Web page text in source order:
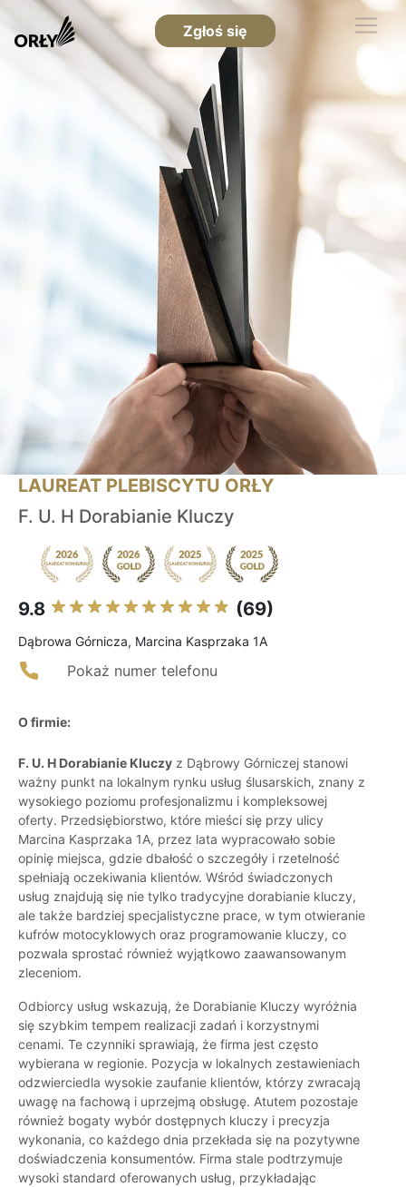
Zgłoś się
LAUREAT PLEBISCYTU ORŁY
F. U. H Dorabianie Kluczy
9.8 (69)
Dąbrowa Górnicza, Marcina Kasprzaka 1A
Pokaż numer telefonu
O firmie:
F. U. H Dorabianie Kluczy z Dąbrowy Górniczej stanowi
ważny punkt na lokalnym rynku usług ślusarskich, znany z
wysokiego poziomu profesjonalizmu i kompleksowej
oferty. Przedsiębiorstwo, które mieści się przy ulicy
Marcina Kasprzaka 1A, przez lata wypracowało sobie
opinię miejsca, gdzie dbałość o szczegóły i rzetelność
spełniają oczekiwania klientów. Wśród świadczonych
usług znajdują się nie tylko tradycyjne dorabianie kluczy,
ale także bardziej specjalistyczne prace, w tym otwieranie
kufrów motocyklowych oraz programowanie kluczy, co
pozwala sprostać również wyjątkowo zaawansowanym
zleceniom.
Odbiorcy usług wskazują, że Dorabianie Kluczy wyróżnia
się szybkim tempem realizacji zadań i korzystnymi
cenami. Te czynniki sprawiają, że firma jest często
wybierana w regionie. Pozycja w lokalnych zestawieniach
odzwierciedla wysokie zaufanie klientów, którzy zwracają
uwagę na fachową i uprzejmą obsługę. Atutem pozostaje
również bogaty wybór dostępnych kluczy i precyzja
wykonania, co każdego dnia przekłada się na pozytywne
doświadczenia konsumentów. Firma stale podtrzymuje
wysoki standard oferowanych usług, przykładając